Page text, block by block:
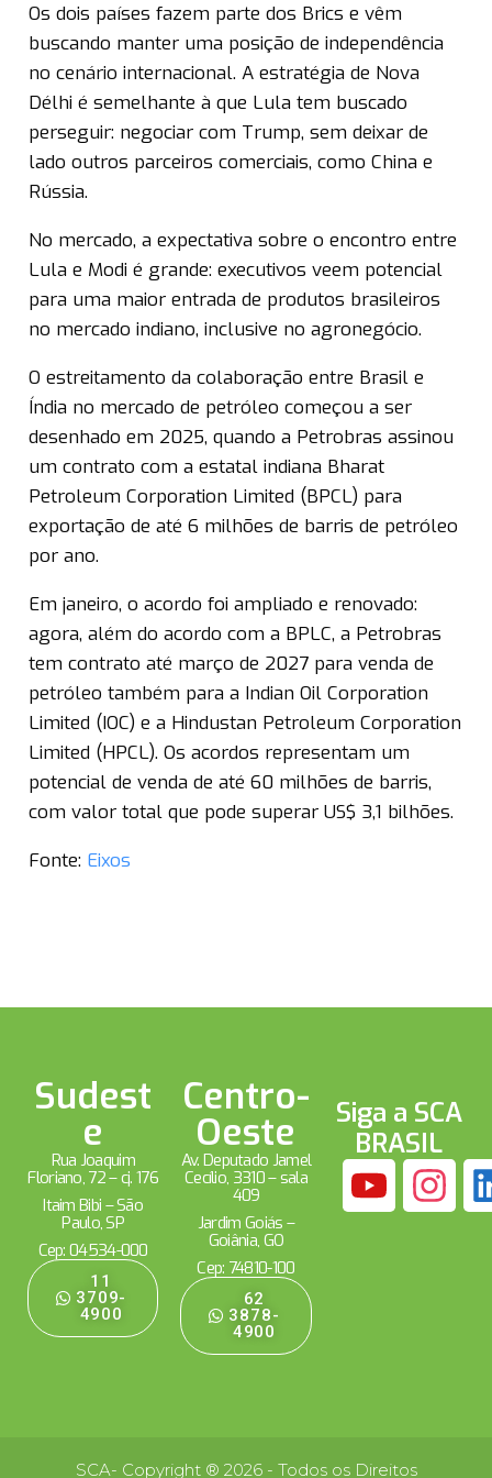
Os dois países fazem parte dos Brics e vêm
buscando manter uma posição de independência
no cenário internacional. A estratégia de Nova
Délhi é semelhante à que Lula tem buscado
perseguir: negociar com Trump, sem deixar de
lado outros parceiros comerciais, como China e
Rússia.
No mercado, a expectativa sobre o encontro entre
Lula e Modi é grande: executivos veem potencial
para uma maior entrada de produtos brasileiros
no mercado indiano, inclusive no agronegócio.
O estreitamento da colaboração entre Brasil e
Índia no mercado de petróleo começou a ser
desenhado em 2025, quando a Petrobras assinou
um contrato com a estatal indiana Bharat
Petroleum Corporation Limited (BPCL) para
exportação de até 6 milhões de barris de petróleo
por ano.
Em janeiro, o acordo foi ampliado e renovado:
agora, além do acordo com a BPLC, a Petrobras
tem contrato até março de 2027 para venda de
petróleo também para a Indian Oil Corporation
Limited (IOC) e a Hindustan Petroleum Corporation
Limited (HPCL). Os acordos representam um
potencial de venda de até 60 milhões de barris,
com valor total que pode superar US$ 3,1 bilhões.
Fonte: Eixos
Sudest
e
Rua Joaquim
Floriano, 72 – cj. 176
Itaim Bibi – São
Paulo, SP
Cep: 04534-000
11
3709-
4900
Centro-
Oeste
Av. Deputado Jamel
Cecílio, 3310 – sala
409
Jardim Goiás –
Goiânia, GO
Cep: 74810-100
62
3878-
4900
Siga a SCA
BRASIL
SCA- Copyright ® 2026 - Todos os Direitos